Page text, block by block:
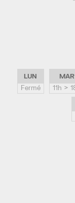
LUN
Fermé
MAR
11h >